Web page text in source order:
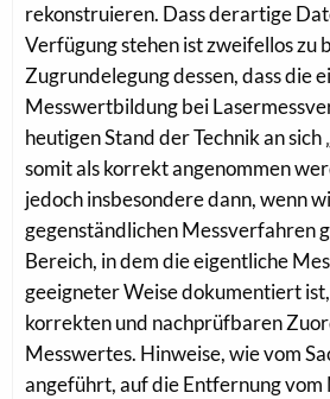
rekonstruieren. Dass derartige
Verfügung stehen ist zweifellos zu
Zugrundelegung dessen, dass die
Messwertbildung bei
heutigen Stand der Technik an sich
somit als korrekt angenommen
jedoch insbesondere dann, wenn
gegenständlichen Messverfahren
Bereich, in dem die eigentliche
geeigneter Weise dokumentiert
korrekten und nachprüfbaren
Messwertes. Hinweise, wie vom
angeführt, auf die Entfernung vom